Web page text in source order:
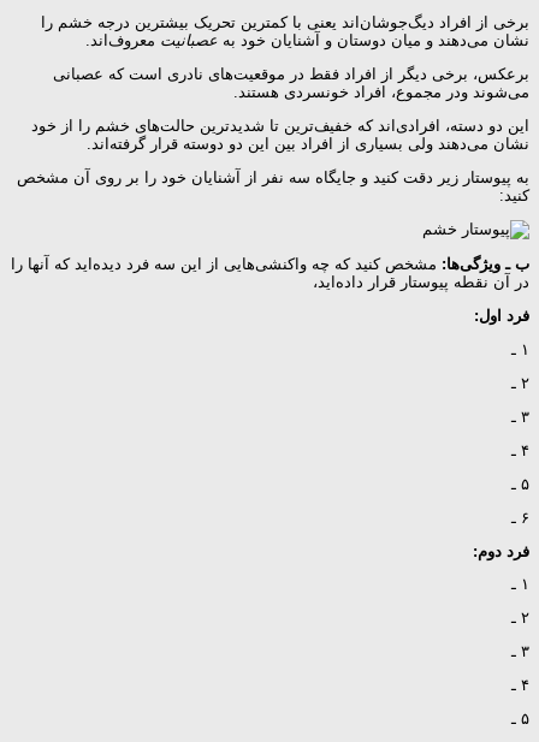
برخی از افراد دیگ‌جوشان‌اند یعنی با کمترین تحریک بیشترین درجه خشم را
نشان می‌دهند و میان دوستان و آشنایان خود به عصبانیت معروف‌اند.
برعکس، برخی دیگر از افراد فقط در موقعیت‌های نادری است که عصبانی
می‌شوند ودر مجموع، افراد خونسردی هستند.
این دو دسته، افرادی‌اند که خفیف‌ترین تا شدید‌ترین حالت‌های خشم را از خود
نشان می‌دهند ولی بسیاری از افراد بین این دو دوسته قرار گرفته‌اند.
به پیوستار زیر دقت کنید و جایگاه سه نفر از آشنایان خود را بر روی آن مشخص
کنید:
ب ـ ویژگی‌ها: مشخص کنید که چه واکنشی‌هایی از این سه فرد دیده‌اید که آنها را
در آن نقطه پیوستار قرار داده‌اید،
فرد اول:
۱ ـ
۲ ـ
۳ ـ
۴ ـ
۵ ـ
۶ ـ
فرد دوم:
۱ ـ
۲ ـ
۳ ـ
۴ ـ
۵ ـ